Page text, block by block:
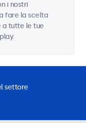
i nostri
fare la scelta
a tutte le tue
settore